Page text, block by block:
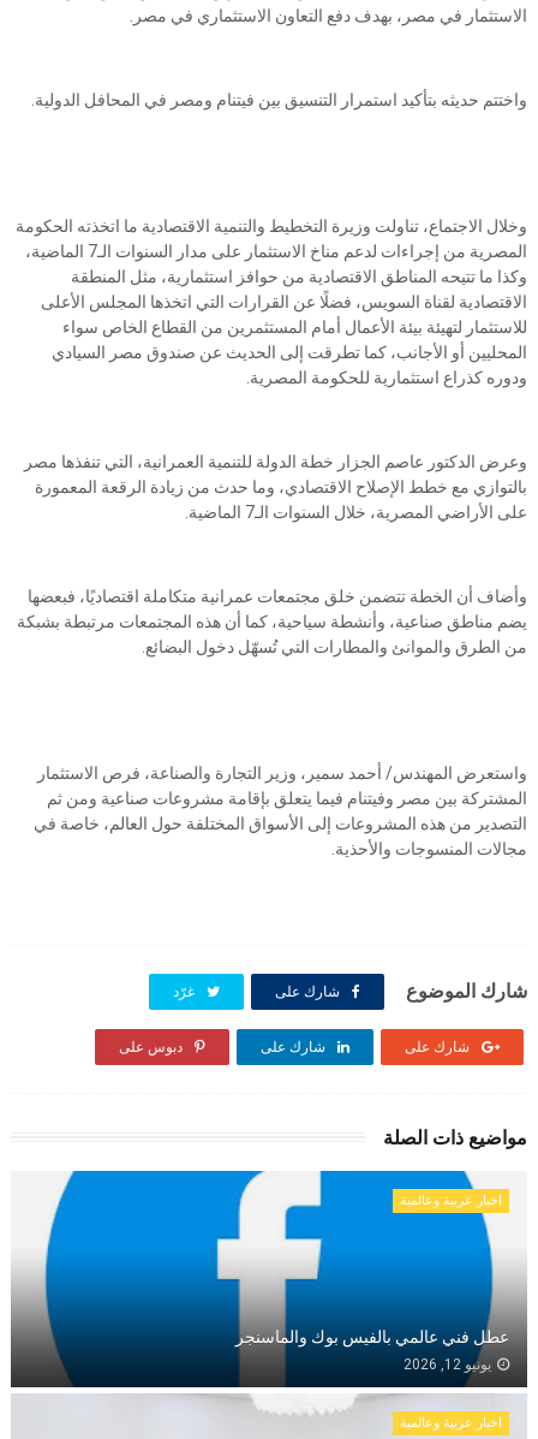
الاستثمار في مصر، بهدف دفع التعاون الاستثماري في مصر.
واختتم حديثه بتأكيد استمرار التنسيق بين فيتنام ومصر في المحافل الدولية.
وخلال الاجتماع، تناولت وزيرة التخطيط والتنمية الاقتصادية ما اتخذته الحكومة
المصرية من إجراءات لدعم مناخ الاستثمار على مدار السنوات الـ7 الماضية،
وكذا ما تتيحه المناطق الاقتصادية من حوافز استثمارية، مثل المنطقة
الاقتصادية لقناة السويس، فضلًا عن القرارات التي اتخذها المجلس الأعلى
للاستثمار لتهيئة بيئة الأعمال أمام المستثمرين من القطاع الخاص سواء
المحليين أو الأجانب، كما تطرقت إلى الحديث عن صندوق مصر السيادي
ودوره كذراع استثمارية للحكومة المصرية.
وعرض الدكتور عاصم الجزار خطة الدولة للتنمية العمرانية، التي تنفذها مصر
بالتوازي مع خطط الإصلاح الاقتصادي، وما حدث من زيادة الرقعة المعمورة
على الأراضي المصرية، خلال السنوات الـ7 الماضية.
وأضاف أن الخطة تتضمن خلق مجتمعات عمرانية متكاملة اقتصاديًا، فبعضها
يضم مناطق صناعية، وأنشطة سياحية، كما أن هذه المجتمعات مرتبطة بشبكة
من الطرق والموانئ والمطارات التي تُسهّل دخول البضائع.
واستعرض المهندس/ أحمد سمير، وزير التجارة والصناعة، فرص الاستثمار
المشتركة بين مصر وفيتنام فيما يتعلق بإقامة مشروعات صناعية ومن ثم
التصدير من هذه المشروعات إلى الأسواق المختلفة حول العالم، خاصة في
مجالات المنسوجات والأحذية.
شارك الموضوع شارك على غرّد
شارك على شارك على دبوس على
مواضيع ذات الصلة
اخبار عربية وعالمية
عطل فني عالمي بالفيس بوك والماسنجر
يونيو 12, 2026
اخبار عربية وعالمية